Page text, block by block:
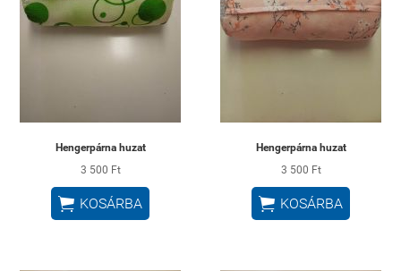
Hengerpárna huzat
3 500 Ft
 KOSÁRBA
Hengerpárna huzat
3 500 Ft
 KOSÁRBA